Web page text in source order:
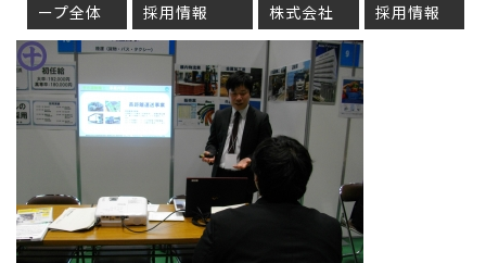
ープ全体
採用情報
株式会社
採用情報